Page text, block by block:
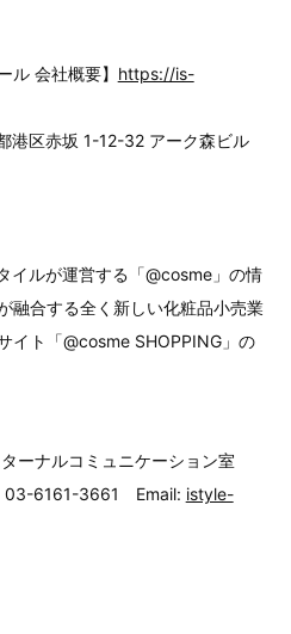
ル 会社概要】 https://is-
区赤坂 1-12-32 アーク森ビル
イルが運営する「@cosme」の情
融合する全く新しい化粧品小売業
イト「@cosme SHOPPING」の
ターナルコミュニケーション室
03-6161-3661 Email: istyle-